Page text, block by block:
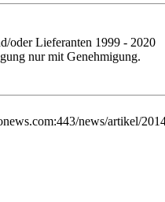
oder Lieferanten 1999 - 2020
nur mit Genehmigung.
news/artikel/